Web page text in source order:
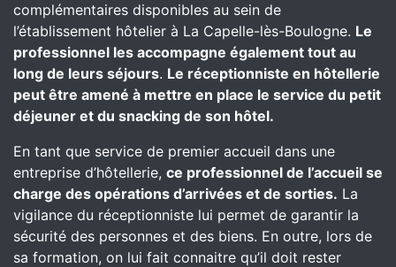
complémentaires disponibles au sein de
l’établissement hôtelier à La Capelle-lès-Boulogne. Le
professionnel les accompagne également tout au
long de leurs séjours. Le réceptionniste en hôtellerie
peut être amené à mettre en place le service du petit
déjeuner et du snacking de son hôtel.
En tant que service de premier accueil dans une
entreprise d’hôtellerie, ce professionnel de l’accueil se
charge des opérations d’arrivées et de sorties. La
vigilance du réceptionniste lui permet de garantir la
sécurité des personnes et des biens. En outre, lors de
sa formation, on lui fait connaitre qu’il doit rester